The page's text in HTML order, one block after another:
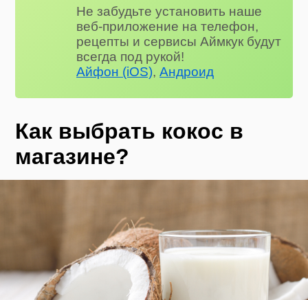
Не забудьте установить наше
веб-приложение на телефон,
рецепты и сервисы Аймкук будут
всегда под рукой!
Айфон (iOS),Андроид
Как выбрать кокос в
магазине?